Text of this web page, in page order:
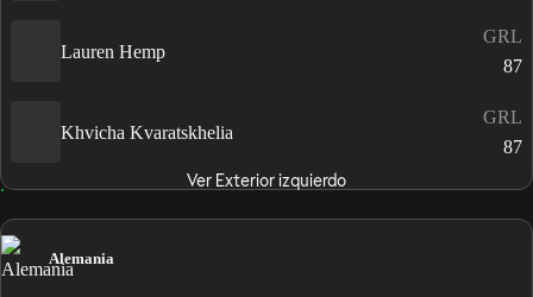
Lauren Hemp
GRL
87
Khvicha Kvaratskhelia
GRL
87
Ver Exterior izquierdo
Alemania